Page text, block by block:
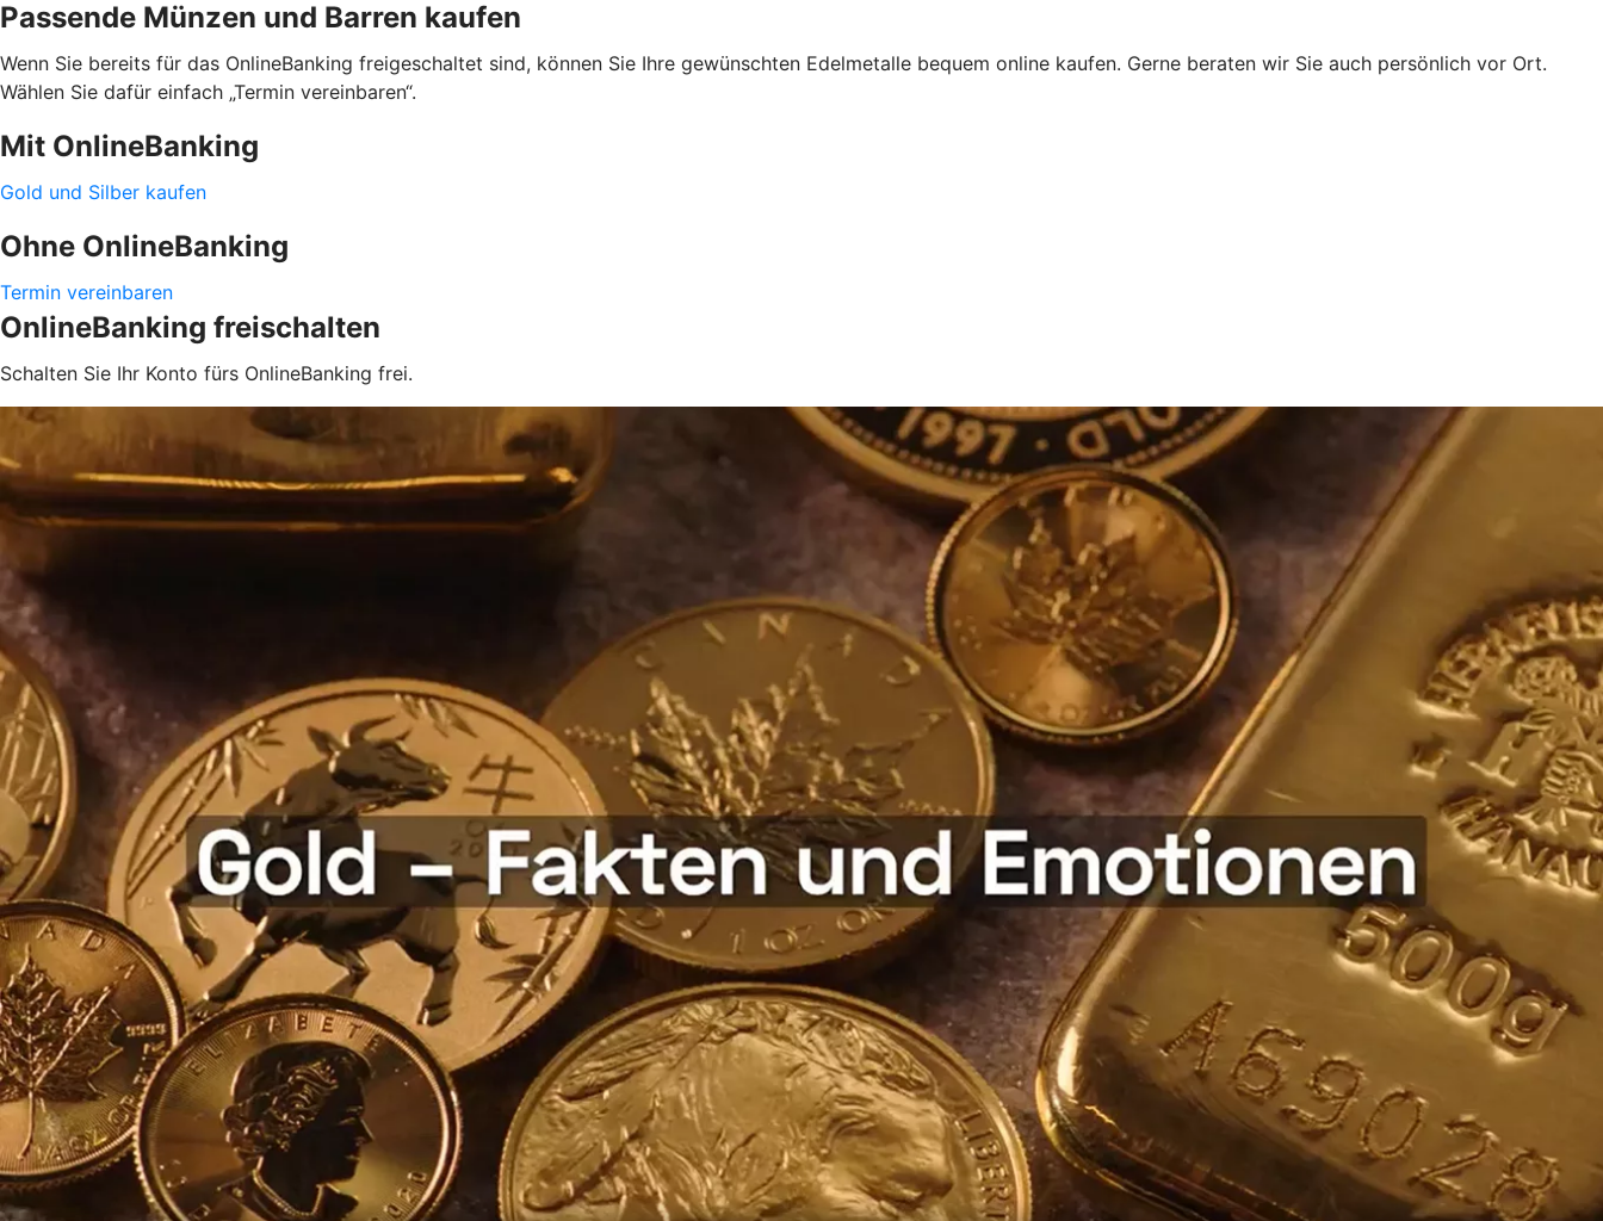
Passende Münzen und Barren kaufen
Wenn Sie bereits für das OnlineBanking freigeschaltet sind, können Sie Ihre gewünschten Edelmetalle bequem online kaufen. Gerne beraten wir Sie auch persönlich vor Ort.
Wählen Sie dafür einfach „Termin vereinbaren“.
Mit OnlineBanking
Gold und Silber kaufen
Ohne OnlineBanking
Termin vereinbaren
OnlineBanking freischalten
Schalten Sie Ihr Konto fürs OnlineBanking frei.